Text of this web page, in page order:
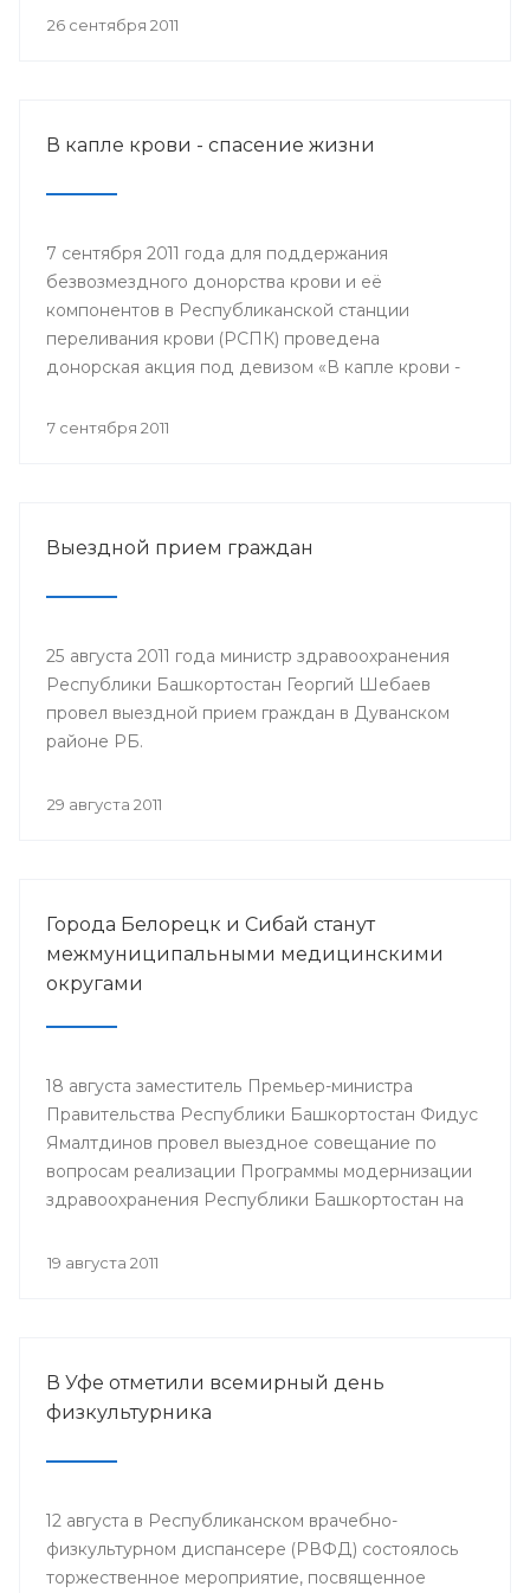
мобильном пункте заготовки крови донором мог
26 сентября 2011
В капле крови - спасение жизни
7 сентября 2011 года для поддержания
безвозмездного донорства крови и её
компонентов в Республиканской станции
переливания крови (РСПК) проведена
донорская акция под девизом «В капле крови -
7 сентября 2011
Выездной прием граждан
25 августа 2011 года министр здравоохранения
Республики Башкортостан Георгий Шебаев
провел выездной прием граждан в Дуванском
районе РБ.
29 августа 2011
Города Белорецк и Сибай станут
межмуниципальными медицинскими
округами
18 августа заместитель Премьер-министра
Правительства Республики Башкортостан Фидус
Ямалтдинов провел выездное совещание по
вопросам реализации Программы модернизации
здравоохранения Республики Башкортостан на
19 августа 2011
В Уфе отметили всемирный день
физкультурника
12 августа в Республиканском врачебно-
физкультурном диспансере (РВФД) состоялось
торжественное мероприятие, посвященное